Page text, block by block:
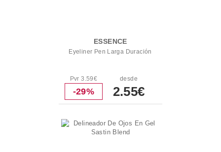
ESSENCE
Eyeliner Pen Larga Duración
Pvr 3.59€
-29%
desde
2.55€